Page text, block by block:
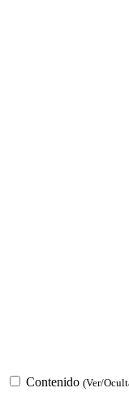
Contenido (Ver/